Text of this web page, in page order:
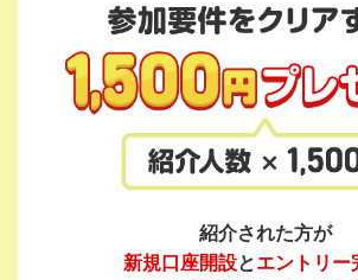
紹介された方が
新規口座開設とエントリー